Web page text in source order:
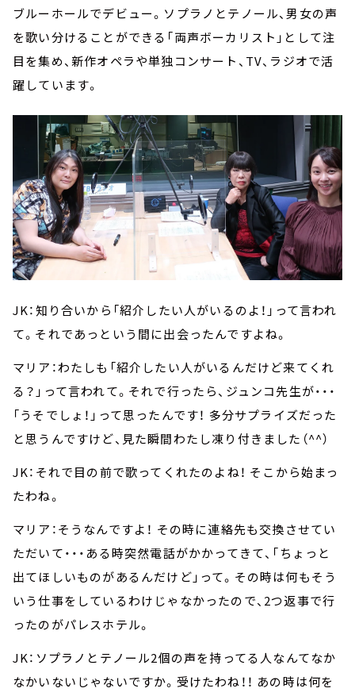
ブルーホールでデビュー。ソプラノとテノール、男女の声
を歌い分けることができる「両声ボーカリスト」として注
目を集め、新作オペラや単独コンサート、TV、ラジオで活
躍しています。
JK：知り合いから「紹介したい人がいるのよ！」って言われ
て。それであっという間に出会ったんですよね。
マリア：わたしも「紹介したい人がいるんだけど来てくれ
る？」って言われて。それで行ったら、ジュンコ先生が・・・
「うそでしょ！」って思ったんです！ 多分サプライズだった
と思うんですけど、見た瞬間わたし凍り付きました（^^）
JK：それで目の前で歌ってくれたのよね！ そこから始まっ
たわね。
マリア：そうなんですよ！ その時に連絡先も交換させてい
ただいて・・・ある時突然電話がかかってきて、「ちょっと
出てほしいものがあるんだけど」って。その時は何もそう
いう仕事をしているわけじゃなかったので、2つ返事で行
ったのがパレスホテル。
JK：ソプラノとテノール2個の声を持ってる人なんてなか
なかいないじゃないですか。受けたわね！！ あの時は何を